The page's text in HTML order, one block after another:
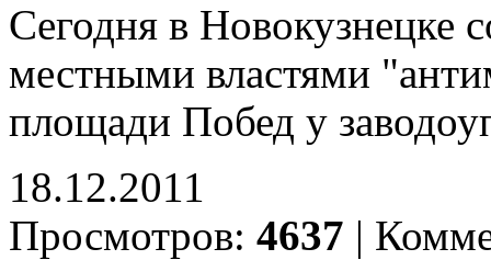
Сегодня в Новокузнецке
местными властями
площади Побед у
18.12.2011
Просмотров: 4637 |